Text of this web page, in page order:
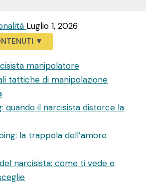
Luglio 1, 2026
▼
manipolatore
tattiche di manipolazione
quando il narcisista distorce la
la trappola dell’amore
narcisista: come ti vede e